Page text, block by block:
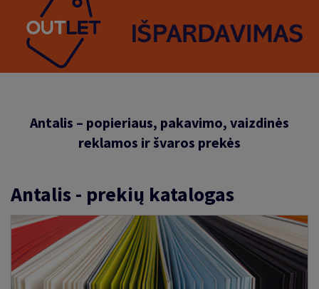
Antalis – popieriaus, pakavimo, vaizdinės
reklamos ir švaros prekės
Antalis - prekių katalogas